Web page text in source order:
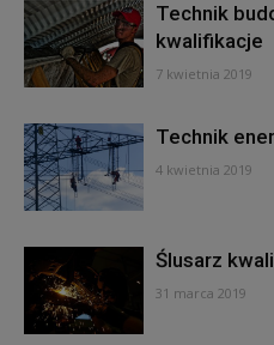
Technik
kwalifikacje
7 kwietnia 2019
Technik
4 kwietnia 2019
Ślusarz
31 marca 2019